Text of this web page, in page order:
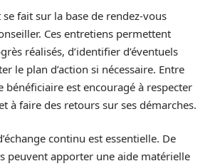
fait sur la base de rendez-vous
Ces entretiens permettent
réalisés, d’identifier d’éventuels
le plan d’action si nécessaire. Entre
bénéficiaire est encouragé à respecter
à faire des retours sur ses démarches.
continu est essentielle. De
peuvent apporter une aide matérielle